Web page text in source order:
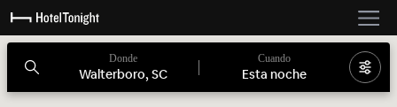
Donde
Walterboro, SC
Cuando
Esta noche